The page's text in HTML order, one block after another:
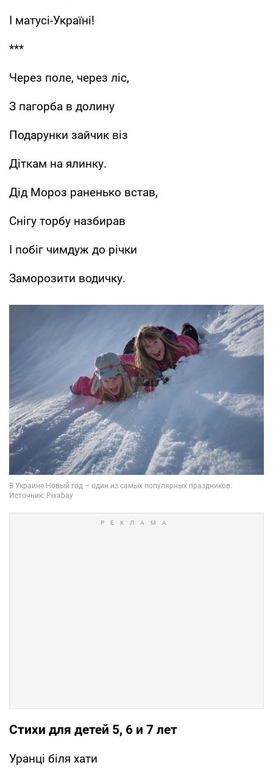
І матусі-Україні!
***
Через поле, через ліс,
З пагорба в долину
Подарунки зайчик віз
Діткам на ялинку.
Дід Мороз раненько встав,
Снігу торбу назбирав
І побіг чимдуж до річки
Заморозити водичку.
Стихи для детей 5, 6 и 7 лет
Уранці біля хати